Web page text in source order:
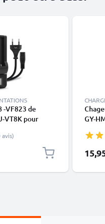
-VF823 de
VT8K pour
MG630
avis)
GY-